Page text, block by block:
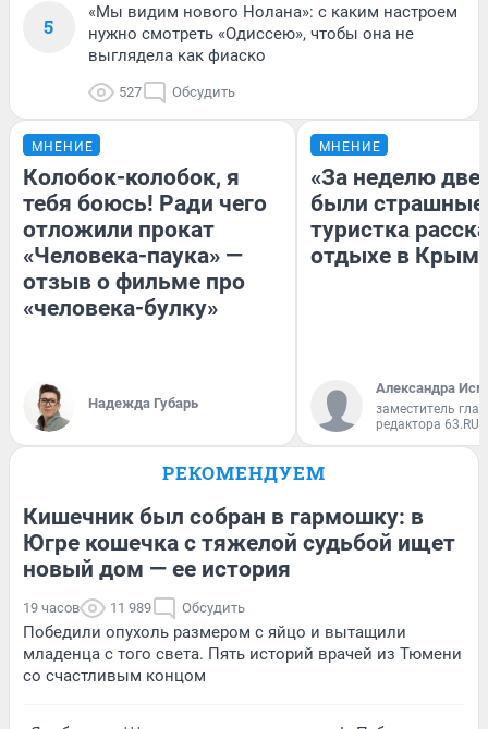
5
«Мы видим нового Нолана»: с каким настроем
нужно смотреть «Одиссею», чтобы она не
выглядела как фиаско
527 Обсудить
МНЕНИЕ
Колобок-колобок, я
тебя боюсь! Ради чего
отложили прокат
«Человека-паука» —
отзыв о фильме про
«человека-булку»
Надежда Губарь
МНЕНИЕ
«За неделю две
были
туристка
отдыхе в
Александра
заместитель
редактора 63.RU
РЕКОМЕНДУЕМ
Кишечник был собран в гармошку: в
Югре кошечка с тяжелой судьбой ищет
новый дом — ее история
19 часов 11 989 Обсудить
Победили опухоль размером с яйцо и вытащили
младенца с того света. Пять историй врачей из Тюмени
со счастливым концом